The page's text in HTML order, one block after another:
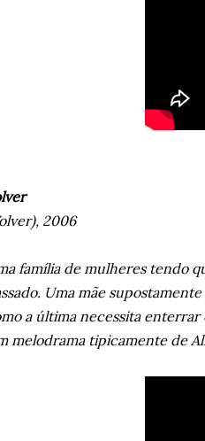
2006
família de mulheres tendo
Uma mãe
a última necessita enterrar
melodrama tipicamente de